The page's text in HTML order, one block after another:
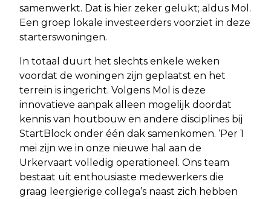
samenwerkt. Dat is hier zeker gelukt; aldus Mol.
Een groep lokale investeerders voorziet in deze
starterswoningen.
In totaal duurt het slechts enkele weken
voordat de woningen zijn geplaatst en het
terrein is ingericht. Volgens Mol is deze
innovatieve aanpak alleen mogelijk doordat
kennis van houtbouw en andere disciplines bij
StartBlock onder één dak samenkomen. ‘Per 1
mei zijn we in onze nieuwe hal aan de
Urkervaart volledig operationeel. Ons team
bestaat uit enthousiaste medewerkers die
graag leergierige collega’s naast zich hebben